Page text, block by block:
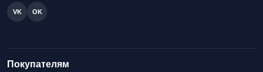
VK OK
Покупателям